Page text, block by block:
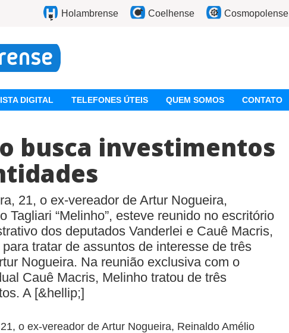
Holambrense Coelhense Cosmopolense
DIGITAL TELEFONES ÚTEIS QUEM SOMOS CONTATO
busca investimentos
21, o ex-vereador de Artur Nogueira,
Tagliari “Melinho”, esteve reunido no escritório
dos deputados Vanderlei e Cauê Macris,
tratar de assuntos de interesse de três
Nogueira. Na reunião exclusiva com o
Cauê Macris, Melinho tratou de três
A [&hellip;]
o ex-vereador de Artur Nogueira, Reinaldo Amélio